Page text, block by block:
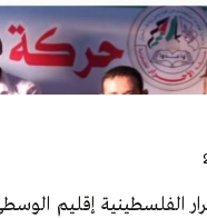
الفلسطينية إقليم